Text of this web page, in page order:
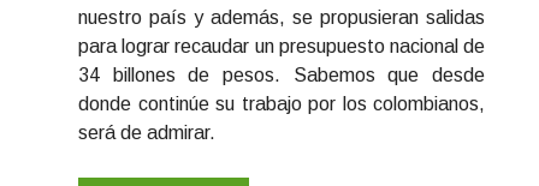
nuestro país y además, se propusieran salidas
para lograr recaudar un presupuesto nacional de
34 billones de pesos. Sabemos que desde
donde continúe su trabajo por los colombianos,
será de admirar.